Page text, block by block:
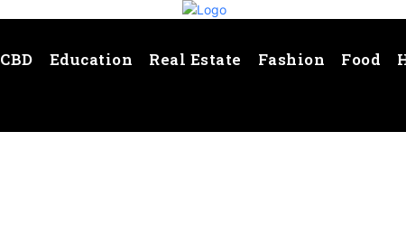
CBD Education Real Estate Fashion Food